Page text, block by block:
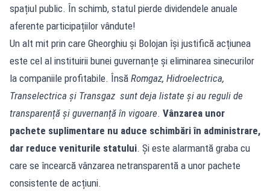
spațiul public. În schimb, statul pierde dividendele anuale
aferente participațiilor vândute!
Un alt mit prin care Gheorghiu și Bolojan își justifică acțiunea
este cel al instituirii bunei guvernanțe și eliminarea sinecurilor
la companiile profitabile. Însă Romgaz, Hidroelectrica,
Transelectrica și Transgaz sunt deja listate și au reguli de
transparență și guvernanță în vigoare. Vânzarea unor
pachete suplimentare nu aduce schimbări în administrare,
dar reduce veniturile statului. Și este alarmantă graba cu
care se încearcă vânzarea netransparentă a unor pachete
consistente de acțiuni.